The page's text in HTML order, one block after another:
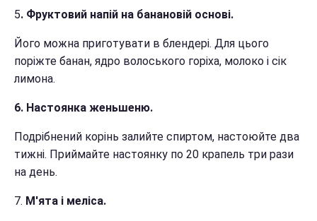
5. Фруктовий напій на банановій основі.
Його можна приготувати в блендері. Для цього
поріжте банан, ядро волоського горіха, молоко і сік
лимона.
6. Настоянка женьшеню.
Подрібнений корінь залийте спиртом, настоюйте два
тижні. Приймайте настоянку по 20 крапель три рази
на день.
7. М'ята і меліса.